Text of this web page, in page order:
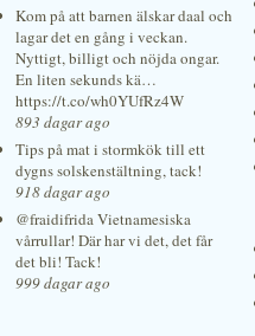
Kom på att barnen älskar daal och
lagar det en gång i veckan.
Nyttigt, billigt och nöjda ongar.
En liten sekunds kä…
https://t.co/wh0YUfRz4W
893 dagar ago
Tips på mat i stormkök till ett
dygns solskenstältning, tack!
918 dagar ago
@fraidifrida Vietnamesiska
vårrullar! Där har vi det, det får
det bli! Tack!
999 dagar ago